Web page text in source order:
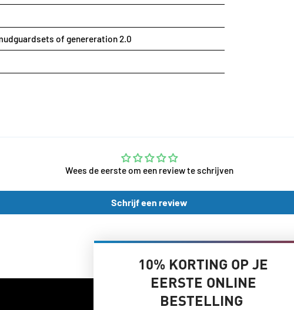
of genereration 2.0
Wees de eerste om een review te schrijven
Schrijf een review
10% KORTING OP JE
EERSTE ONLINE
BESTELLING